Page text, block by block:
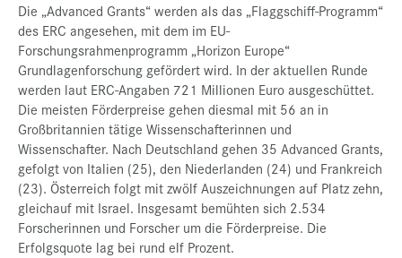
Die „Advanced Grants“ werden als das „Flaggschiff-Programm“
des ERC angesehen, mit dem im EU-
Forschungsrahmenprogramm „Horizon Europe“
Grundlagenforschung gefördert wird. In der aktuellen Runde
werden laut ERC-Angaben 721 Millionen Euro ausgeschüttet.
Die meisten Förderpreise gehen diesmal mit 56 an in
Großbritannien tätige Wissenschafterinnen und
Wissenschafter. Nach Deutschland gehen 35 Advanced Grants,
gefolgt von Italien (25), den Niederlanden (24) und Frankreich
(23). Österreich folgt mit zwölf Auszeichnungen auf Platz zehn,
gleichauf mit Israel. Insgesamt bemühten sich 2.534
Forscherinnen und Forscher um die Förderpreise. Die
Erfolgsquote lag bei rund elf Prozent.